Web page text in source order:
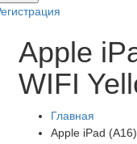
Apple
WIFI
Главная
Apple iPad